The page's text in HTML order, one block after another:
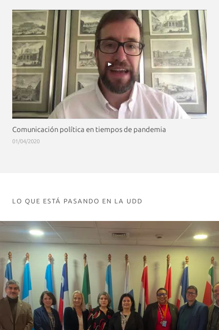
Comunicación política en tiempos de pandemia
01/04/2020
LO QUE ESTÁ PASANDO EN LA UDD